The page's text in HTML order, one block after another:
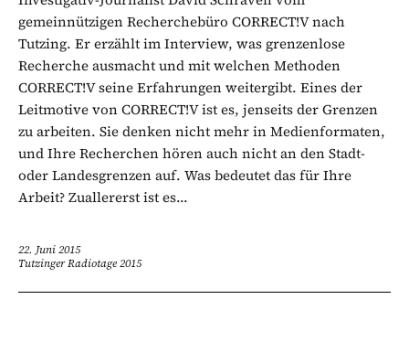
gemeinnützigen Recherchebüro CORRECT!V nach
Tutzing. Er erzählt im Interview, was grenzenlose
Recherche ausmacht und mit welchen Methoden
CORRECT!V seine Erfahrungen weitergibt. Eines der
Leitmotive von CORRECT!V ist es, jenseits der Grenzen
zu arbeiten. Sie denken nicht mehr in Medienformaten,
und Ihre Recherchen hören auch nicht an den Stadt-
oder Landesgrenzen auf. Was bedeutet das für Ihre
Arbeit? Zuallererst ist es...
22. Juni 2015
Tutzinger Radiotage 2015